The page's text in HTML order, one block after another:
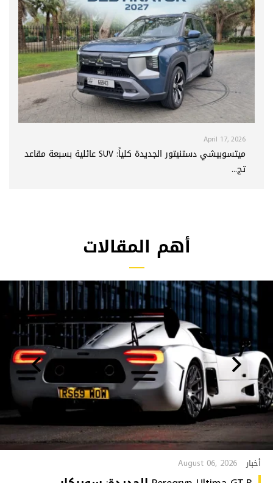
April 17, 2026
ميتسوبيشي دستنيتور الجديدة كلياً: SUV عائلية بسبعة مقاعد
تج...
أهم المقالات
أخبار August 06, 2026